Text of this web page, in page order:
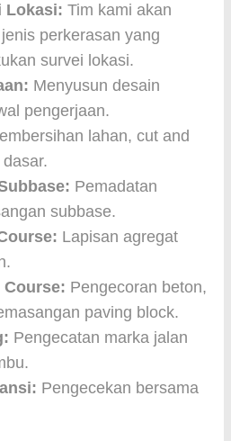
Lokasi: Tim kami akan
perkerasan yang
survei lokasi.
Menyusun desain
pengerjaan.
lahan, cut and
Pemadatan
subbase.
Lapisan agregat
Course: Pengecoran beton,
paving block.
Pengecatan marka jalan
Pengecekan bersama